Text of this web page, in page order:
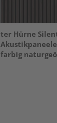
ter Hürne
farbig